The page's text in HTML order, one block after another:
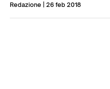
Redazione | 26 feb 2018